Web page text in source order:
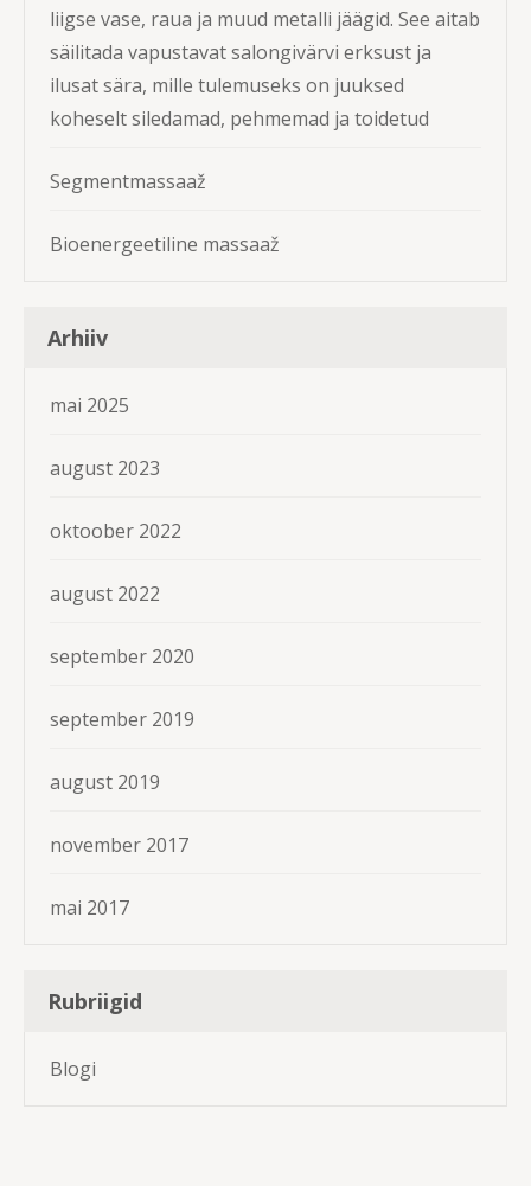
liigse vase, raua ja muud metalli jäägid. See aitab
säilitada vapustavat salongivärvi erksust ja
ilusat sära, mille tulemuseks on juuksed
koheselt siledamad, pehmemad ja toidetud
Segmentmassaaž
Bioenergeetiline massaaž
Arhiiv
mai 2025
august 2023
oktoober 2022
august 2022
september 2020
september 2019
august 2019
november 2017
mai 2017
Rubriigid
Blogi